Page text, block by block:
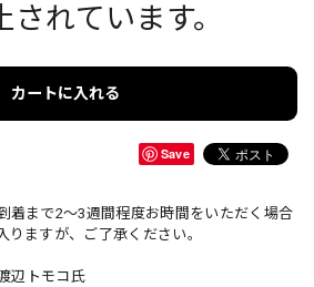
れています。
カートに入れる
Save
着まで2〜3週間程度お時間をいただく場合
りますが、ご了承ください。
辺トモコ氏